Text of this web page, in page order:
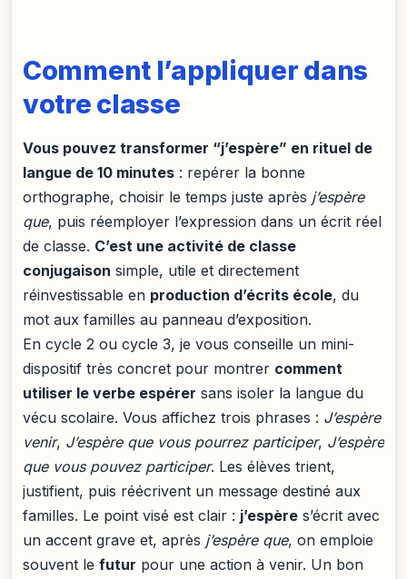
Comment l’appliquer dans
votre classe
Vous pouvez transformer “j’espère” en rituel de
langue de 10 minutes : repérer la bonne
orthographe, choisir le temps juste après j’espère
que, puis réemployer l’expression dans un écrit réel
de classe. C’est une activité de classe
conjugaison simple, utile et directement
réinvestissable en production d’écrits école, du
mot aux familles au panneau d’exposition.
En cycle 2 ou cycle 3, je vous conseille un mini-
dispositif très concret pour montrer comment
utiliser le verbe espérer sans isoler la langue du
vécu scolaire. Vous affichez trois phrases : J’espère
venir, J’espère que vous pourrez participer, J’espère
que vous pouvez participer. Les élèves trient,
justifient, puis réécrivent un message destiné aux
familles. Le point visé est clair : j’espère s’écrit avec
un accent grave et, après j’espère que, on emploie
souvent le futur pour une action à venir. Un bon